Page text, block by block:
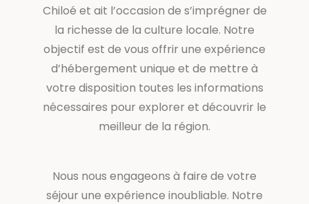
Chiloé et ait l’occasion de s’imprégner de
la richesse de la culture locale. Notre
objectif est de vous offrir une expérience
d’hébergement unique et de mettre à
votre disposition toutes les informations
nécessaires pour explorer et découvrir le
meilleur de la région.
Nous nous engageons à faire de votre
séjour une expérience inoubliable. Notre